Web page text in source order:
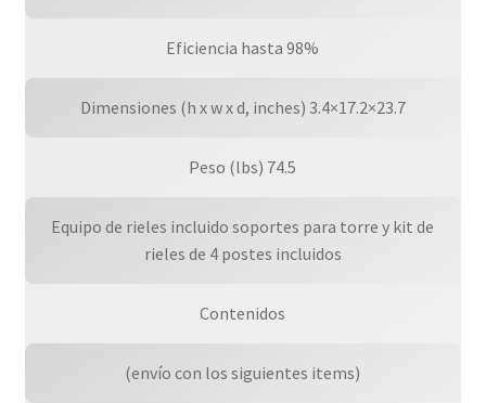
Eficiencia hasta 98%
Dimensiones (h x w x d, inches) 3.4×17.2×23.7
Peso (lbs) 74.5
Equipo de rieles incluido soportes para torre y kit de
rieles de 4 postes incluidos
Contenidos
(envío con los siguientes items)